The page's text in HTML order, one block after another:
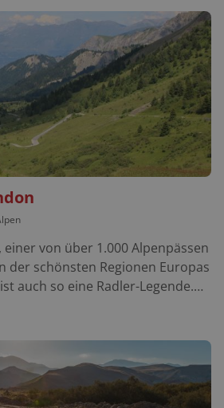
von über 1.000 Alpenpässen
schönsten Regionen Europas
auch so eine Radler-Legende.
des Col du
Drahtesels auf seiner
gehört die teilweise
des Col de Glandon nicht allein
Motorradfahrer haben hier ihren